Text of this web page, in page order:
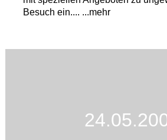
Besuch ein.... ...mehr